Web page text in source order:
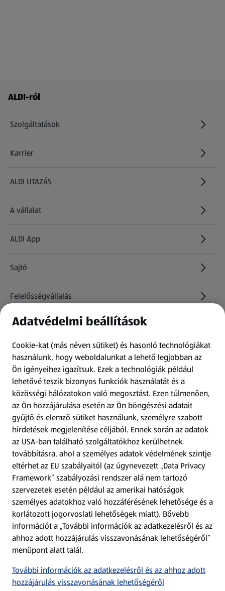
Láblécmenü - további linkek
ALDI-ról
Szolgáltatások
Karrier
(új oldalon nyílik meg)
ALDI UTAZÁS
(új oldalon nyílik meg)
A vállalat
ALDI App
Sajtó
Felelősségvállalás
Információk
Kérdőív
Fizetési lehetőségek
ALDI utalványok
Árcsökkentés
Adattörlő alkalmazás
Szervizpont
(új oldalon nyílik meg)
Fedezz fel minket az interneten!
Töltsd le az ALDI Magyarország applikációt!
Adatvédelmi beállítások
Cookie-kat (más néven sütiket) és hasonló technológiákat
használunk, hogy weboldalunkat a lehető legjobban az
Ön igényeihez igazítsuk. Ezek a technológiák például
lehetővé teszik bizonyos funkciók használatát és a
közösségi hálózatokon való megosztást. Ezen túlmenően,
az Ön hozzájárulása esetén az Ön böngészési adatait
gyűjtő és elemző sütiket használunk, személyre szabott
hirdetések megjelenítése céljából. Ennek során az adatok
az USA-ban található szolgáltatókhoz kerülhetnek
továbbításra, ahol a személyes adatok védelmének szintje
eltérhet az EU szabályaitól (az úgynevezett „Data Privacy
Framework” szabályozási rendszer alá nem tartozó
szervezetek esetén például az amerikai hatóságok
személyes adatokhoz való hozzáférésének lehetősége és a
korlátozott jogorvoslati lehetőségek miatt). Bővebb
információt a „További információk az adatkezelésről és az
ahhoz adott hozzájárulás visszavonásának lehetőségéről”
menüpont alatt talál.
További információk az adatkezelésről és az ahhoz adott
hozzájárulás visszavonásának lehetőségéről